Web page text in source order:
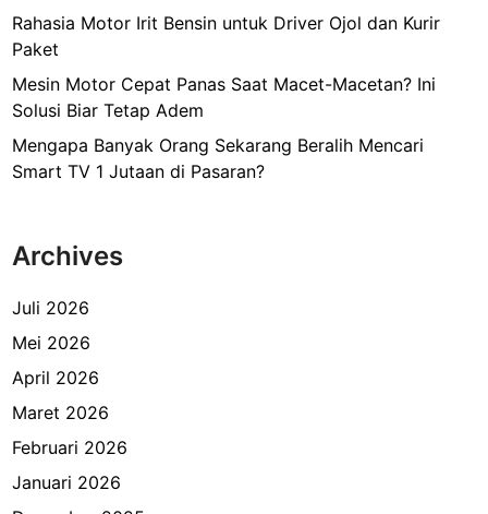
Rahasia Motor Irit Bensin untuk Driver Ojol dan Kurir
Paket
Mesin Motor Cepat Panas Saat Macet-Macetan? Ini
Solusi Biar Tetap Adem
Mengapa Banyak Orang Sekarang Beralih Mencari
Smart TV 1 Jutaan di Pasaran?
Archives
Juli 2026
Mei 2026
April 2026
Maret 2026
Februari 2026
Januari 2026